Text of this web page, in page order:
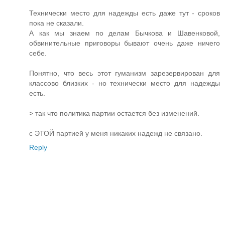
Технически место для надежды есть даже тут - сроков
пока не сказали.
А как мы знаем по делам Бычкова и Шавенковой,
обвинительные приговоры бывают очень даже ничего
себе.
Понятно, что весь этот гуманизм зарезервирован для
классово близких - но технически место для надежды
есть.
> так что политика партии остается без изменений.
с ЭТОЙ партией у меня никаких надежд не связано.
Reply